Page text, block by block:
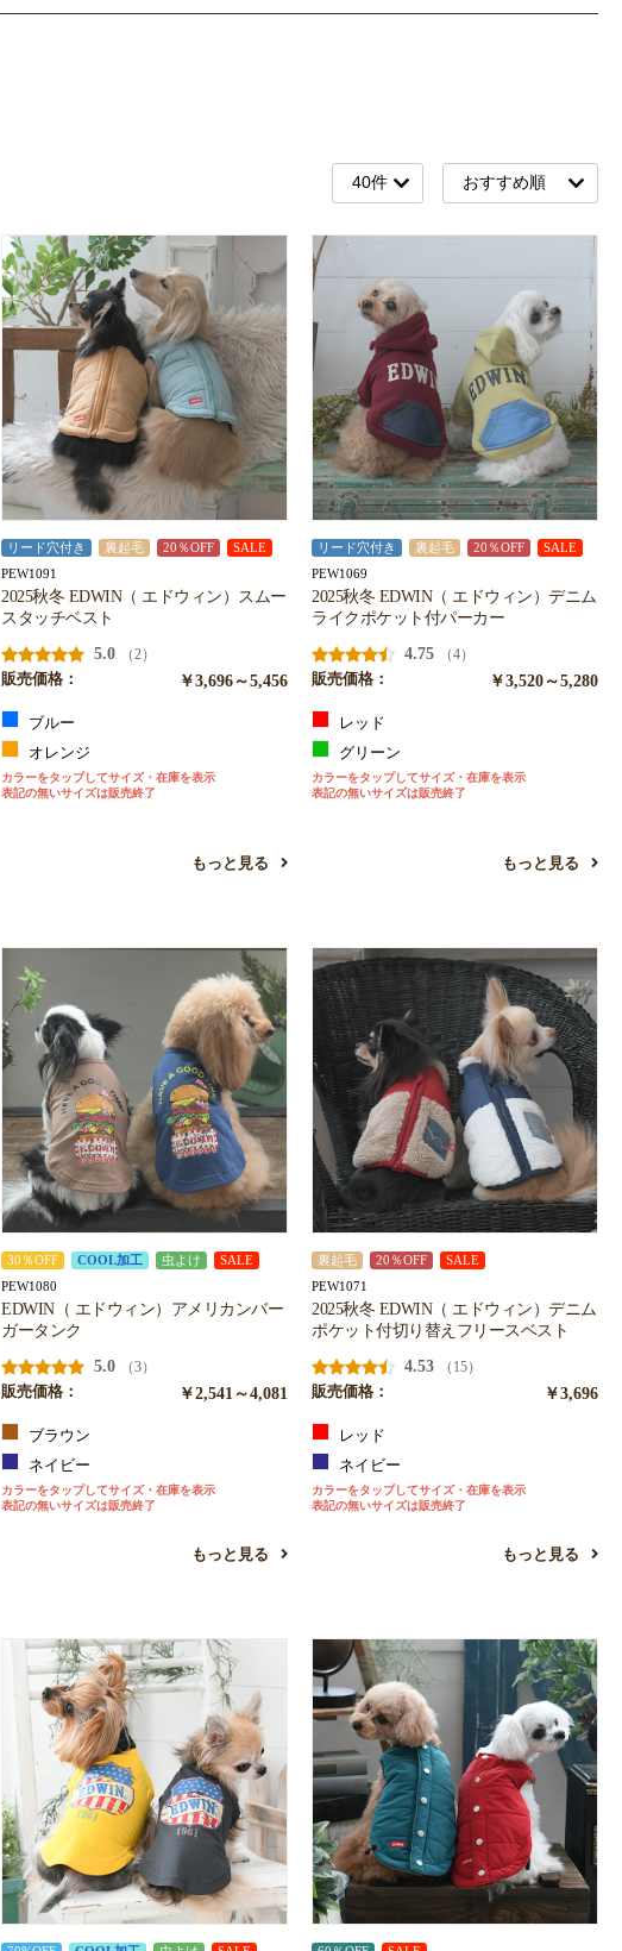
リード穴付き 裏起毛 20％OFF SALE
PEW1091
2025秋冬 EDWIN（ エドウィン）スムー
スタッチベスト
5.0
（2）
販売価格：
￥3,696～5,456
ブルー
オレンジ
カラーをタップしてサイズ・在庫を表示
表記の無いサイズは販売終了
もっと見る
リード穴付き 裏起毛 20％OFF SALE
PEW1069
2025秋冬 EDWIN（ エドウィン）デニム
ライクポケット付パーカー
4.75
（4）
販売価格：
￥3,520～5,280
レッド
グリーン
カラーをタップしてサイズ・在庫を表示
表記の無いサイズは販売終了
もっと見る
30％OFF COOL加工 虫よけ SALE
PEW1080
EDWIN（ エドウィン）アメリカンバー
ガータンク
5.0
（3）
販売価格：
￥2,541～4,081
ブラウン
ネイビー
カラーをタップしてサイズ・在庫を表示
表記の無いサイズは販売終了
もっと見る
裏起毛 20％OFF SALE
PEW1071
2025秋冬 EDWIN（ エドウィン）デニム
ポケット付切り替えフリースベスト
4.53
（15）
販売価格：
￥3,696
レッド
ネイビー
カラーをタップしてサイズ・在庫を表示
表記の無いサイズは販売終了
もっと見る